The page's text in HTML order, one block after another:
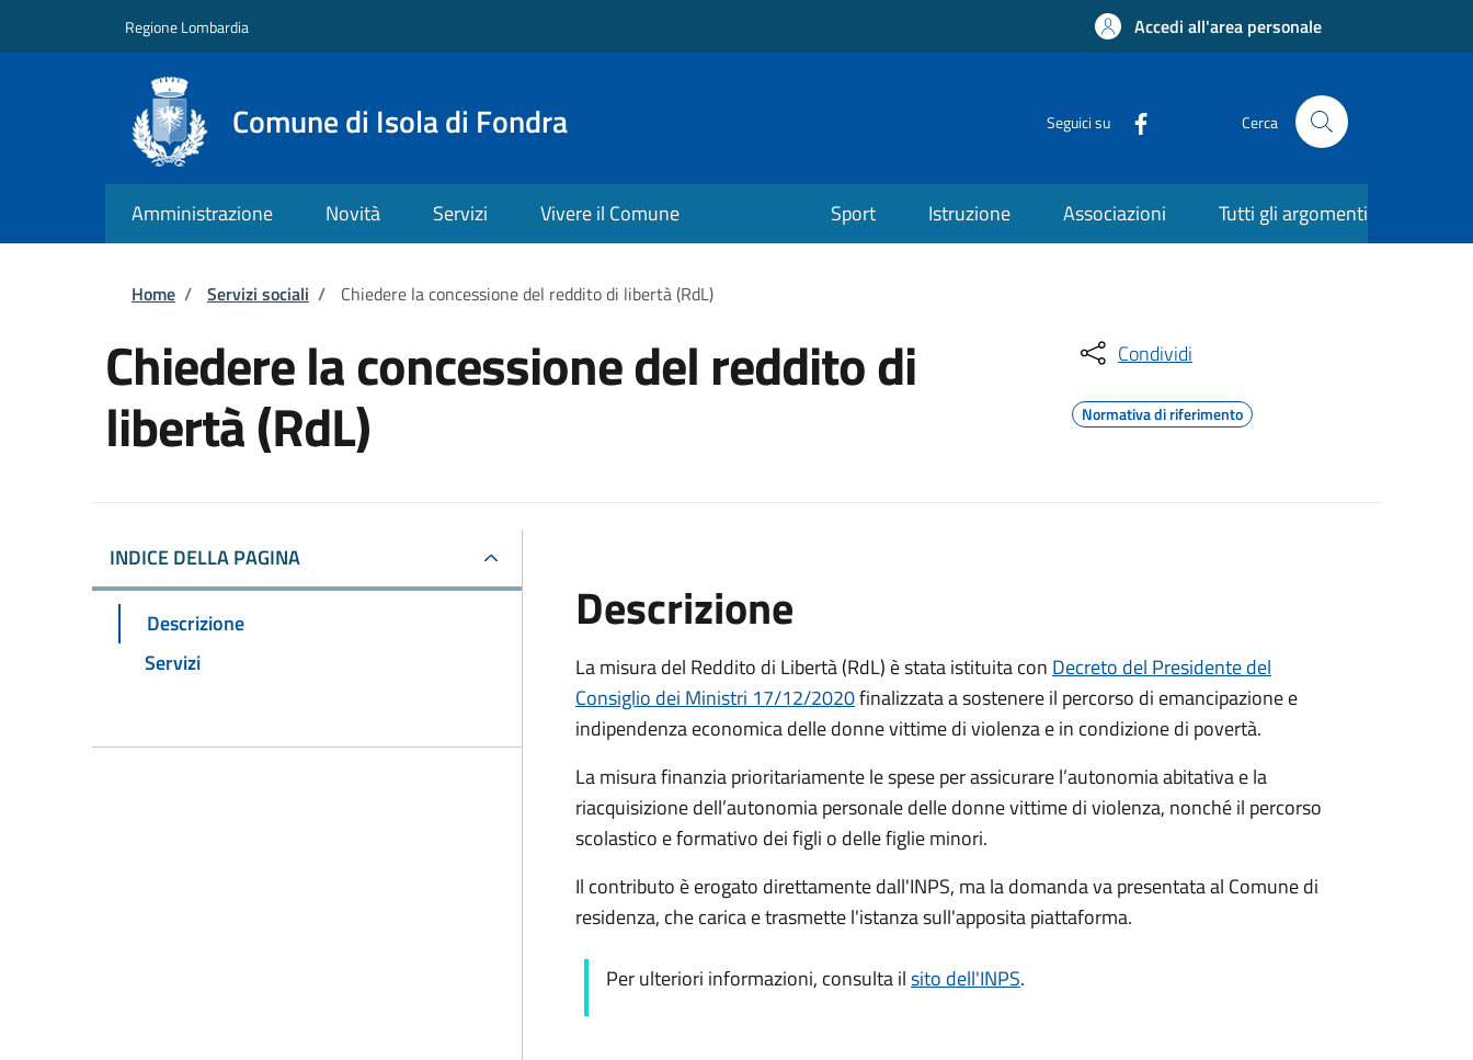
Regione Lombardia Accedi all'area personale
Comune di Isola di Fondra Seguici su Cerca
Amministrazione Novità Servizi Vivere il Comune Sport Istruzione Associazioni Tutti gli argomenti
Briciole di pane
Home / Servizi sociali / Chiedere la concessione del reddito di libertà (RdL)
Chiedere la concessione del reddito di
libertà (RdL)
Condividi
Normativa di riferimento
INDICE DELLA PAGINA
Descrizione
Servizi
Descrizione
La misura del Reddito di Libertà (RdL) è stata istituita con Decreto del Presidente del
Consiglio dei Ministri 17/12/2020finalizzata a sostenere il percorso di emancipazione e
indipendenza economica delle donne vittime di violenza e in condizione di povertà.
La misura finanzia prioritariamente le spese per assicurare l’autonomia abitativa e la
riacquisizione dell’autonomia personale delle donne vittime di violenza, nonché il percorso
scolastico e formativo dei figli o delle figlie minori.
Il contributo è erogato direttamente dall'INPS, ma la domanda va presentata al Comune di
residenza, che carica e trasmette l'istanza sull'apposita piattaforma.
Per ulteriori informazioni, consulta ilsito dell'INPS.